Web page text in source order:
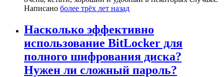
Написано более трёх лет назад
Насколько эффективно
использование BitLocker для
полного шифрования диска?
Нужен ли сложный пароль?